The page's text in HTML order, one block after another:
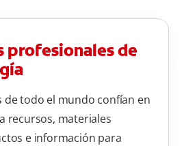
profesionales de
de todo el mundo confían en
recursos, materiales
e información para